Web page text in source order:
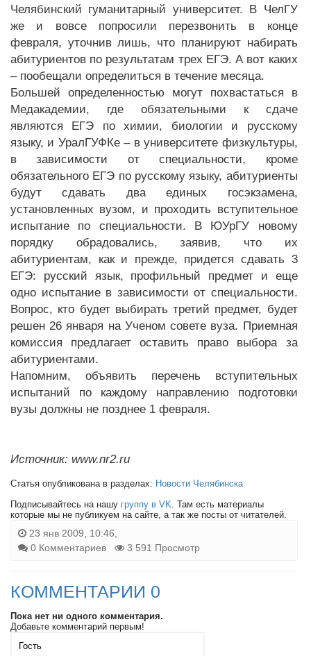
Челябинский гуманитарный университет. В ЧелГУ
же и вовсе попросили перезвонить в конце
февраля, уточнив лишь, что планируют набирать
абитуриентов по результатам трех ЕГЭ. А вот каких
– пообещали определиться в течение месяца.
Большей определенностью могут похвастаться в
Медакадемии, где обязательными к сдаче
являются ЕГЭ по химии, биологии и русскому
языку, и УралГУФКе – в университете физкультуры,
в зависимости от специальности, кроме
обязательного ЕГЭ по русскому языку, абитуриенты
будут сдавать два единых госэкзамена,
установленных вузом, и проходить вступительное
испытание по специальности. В ЮУрГУ новому
порядку обрадовались, заявив, что их
абитуриентам, как и прежде, придется сдавать 3
ЕГЭ: русский язык, профильный предмет и еще
одно испытание в зависимости от специальности.
Вопрос, кто будет выбирать третий предмет, будет
решен 26 января на Ученом совете вуза. Приемная
комиссия предлагает оставить право выбора за
абитуриентами.
Напомним, объявить перечень вступительных
испытаний по каждому направлению подготовки
вузы должны не позднее 1 февраля.
Источник: www.nr2.ru
Статья опубликована в разделах: Новости Челябинска
Подписывайтесь на нашу группу в VK. Там есть материалы
которые мы не публикуем на сайте, а так же посты от читателей.
23 янв 2009, 10:46,
0 Комментариев
3 591 Просмотр
КОММЕНТАРИИ 0
Пока нет ни одного комментария.
Добавьте комментарий первым!